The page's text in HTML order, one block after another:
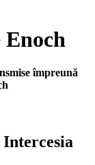
împreună